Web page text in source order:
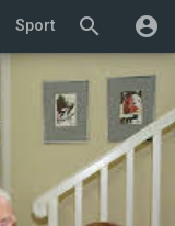
search account_circle
Sport